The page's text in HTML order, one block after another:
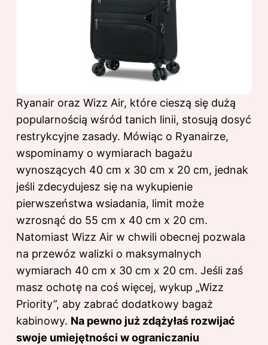
Ryanair oraz Wizz Air, które cieszą się dużą
popularnością wśród tanich linii, stosują dosyć
restrykcyjne zasady. Mówiąc o Ryanairze,
wspominamy o wymiarach bagażu
wynoszących 40 cm x 30 cm x 20 cm, jednak
jeśli zdecydujesz się na wykupienie
pierwszeństwa wsiadania, limit może
wzrosnąć do 55 cm x 40 cm x 20 cm.
Natomiast Wizz Air w chwili obecnej pozwala
na przewóz walizki o maksymalnych
wymiarach 40 cm x 30 cm x 20 cm. Jeśli zaś
masz ochotę na coś więcej, wykup „Wizz
Priority”, aby zabrać dodatkowy bagaż
kabinowy. Na pewno już zdążyłaś rozwijać
swoje umiejętności w ograniczaniu